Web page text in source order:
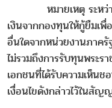
หมายเหตุ ระหว่าง
เงินจากกองทุนให้กู้ยืมเ
อื่นใดจากหน่วยงานภา
ไม่รวมถึงการรับทุนพระร
เอกชนที่ได้รับความเห็น
เงื่อนไขดังกล่าวไว้ในสั